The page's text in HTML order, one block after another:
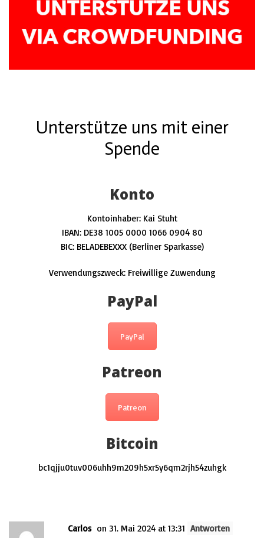
Unterstütze uns mit einer
Spende
Konto
Kontoinhaber: Kai Stuht
IBAN: DE38 1005 0000 1066 0904 80
BIC: BELADEBEXXX (Berliner Sparkasse)
Verwendungszweck: Freiwillige Zuwendung
PayPal
PayPal
Patreon
Patreon
Bitcoin
bc1qjju0tuv006uhh9m209h5xr5y6qm2rjh54zuhgk
Carlos on 31. Mai 2024 at 13:31 Antworten